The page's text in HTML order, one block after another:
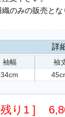
のみの販売とな
詳
袖幅
34cm
袖
り1 ]